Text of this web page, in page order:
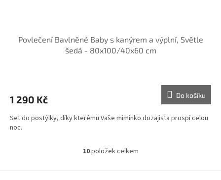
Povlečení Bavlněné Baby s kanýrem a výplní, Světle
šedá - 80x100/40x60 cm
1 290 Kč Do košíku
Set do postýlky, díky kterému Vaše miminko dozajista prospí celou
noc.
O
l
10položek celkem